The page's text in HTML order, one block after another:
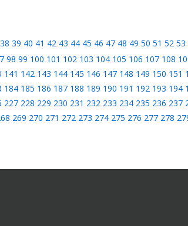
38 39 40 41 42 43 44 45 46 47 48 49 50 51 52 53
98 99 100 101 102 103 104 105 106 107 108
141 142 143 144 145 146 147 148 149 150 151
184 185 186 187 188 189 190 191 192 193 194
227 228 229 230 231 232 233 234 235 236 237
269 270 271 272 273 274 275 276 277 278